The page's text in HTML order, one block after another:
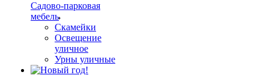
Садово-парковая
мебель
Скамейки
Освещение
уличное
Урны уличные